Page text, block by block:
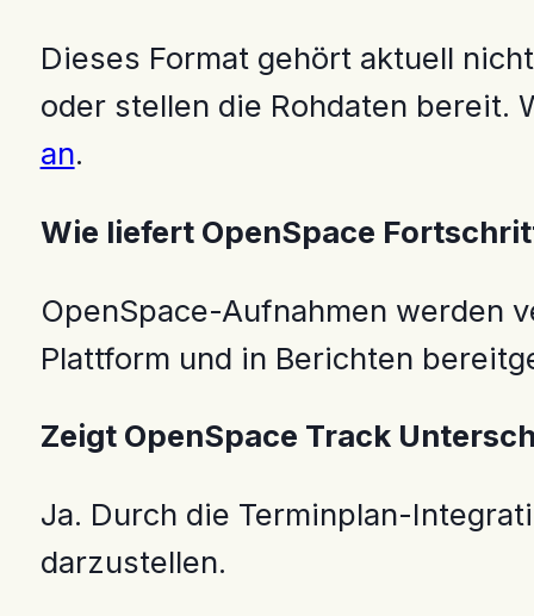
Dieses Format gehört aktuell
oder stellen die Rohdaten bereit.
an.
Wie liefert OpenSpace
OpenSpace-Aufnahmen werden
Plattform und in Berichten
Zeigt OpenSpace Track
Ja. Durch die Terminplan-
darzustellen.